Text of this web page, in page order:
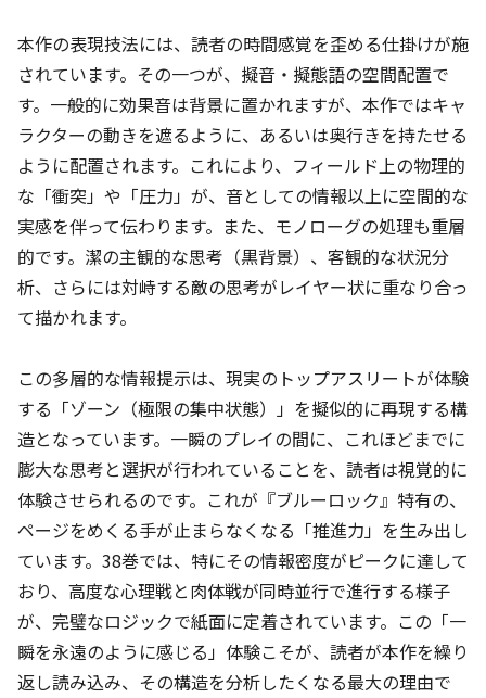
本作の表現技法には、読者の時間感覚を歪める仕掛けが施
されています。その一つが、擬音・擬態語の空間配置で
す。一般的に効果音は背景に置かれますが、本作ではキャ
ラクターの動きを遮るように、あるいは奥行きを持たせる
ように配置されます。これにより、フィールド上の物理的
な「衝突」や「圧力」が、音としての情報以上に空間的な
実感を伴って伝わります。また、モノローグの処理も重層
的です。潔の主観的な思考（黒背景）、客観的な状況分
析、さらには対峙する敵の思考がレイヤー状に重なり合っ
て描かれます。
この多層的な情報提示は、現実のトップアスリートが体験
する「ゾーン（極限の集中状態）」を擬似的に再現する構
造となっています。一瞬のプレイの間に、これほどまでに
膨大な思考と選択が行われていることを、読者は視覚的に
体験させられるのです。これが『ブルーロック』特有の、
ページをめくる手が止まらなくなる「推進力」を生み出し
ています。38巻では、特にその情報密度がピークに達して
おり、高度な心理戦と肉体戦が同時並行で進行する様子
が、完璧なロジックで紙面に定着されています。この「一
瞬を永遠のように感じる」体験こそが、読者が本作を繰り
返し読み込み、その構造を分析したくなる最大の理由で